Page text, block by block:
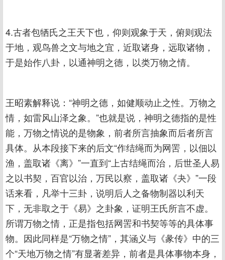
4.古者包牺氏之王天下也，仰则观象于天，俯则观法
于地，观鸟兽之文与地之宜，近取诸身，远取诸物，
于是始作八卦，以通神明之德，以类万物之情。
王昭素解释说：“神明之德，如健顺动止之性。万物之
情，如雷风山泽之象。”也就是说，神明之德指的是性
能，万物之情说的是物象，前者所言抽象而后者所言
具体。从本段接下来的后文“作结绳而为网罟，以佃以
渔，盖取诸《离》”一直到“上古结绳而治，后世圣人易
之以书契，百官以治，万民以察，盖取诸《夬》”一段
话来看，凡举十三卦，说明后人之备物制器以利天
下，无非取之于《易》之卦象，证明王氏所言不虚。
所谓万物之情，正是指包括网罟和书契等等的具体事
物。因此同样是“万物之情”，其涵义与《彖传》中的三
个“天地万物之情”有显著差异，前者是具体事物本身，